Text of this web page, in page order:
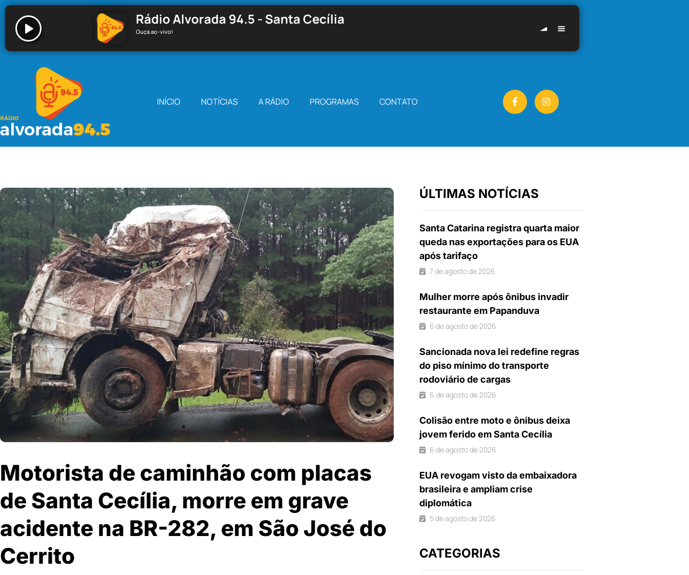
Rádio Alvorada 94.5 - Santa Cecília
Ouça ao-vivo!
Rádio Alvorada 94.5 - Santa Cecília
INÍCIO NOTÍCIAS A RÁDIO PROGRAMAS CONTATO
Motorista de caminhão com placas
de Santa Cecília, morre em grave
acidente na BR-282, em São José do
Cerrito
ÚLTIMAS NOTÍCIAS
Santa Catarina registra quarta maior
queda nas exportações para os EUA
após tarifaço
7 de agosto de 2026
Mulher morre após ônibus invadir
restaurante em Papanduva
6 de agosto de 2026
Sancionada nova lei redefine regras
do piso mínimo do transporte
rodoviário de cargas
6 de agosto de 2026
Colisão entre moto e ônibus deixa
jovem ferido em Santa Cecília
6 de agosto de 2026
EUA revogam visto da embaixadora
brasileira e ampliam crise
diplomática
5 de agosto de 2026
CATEGORIAS